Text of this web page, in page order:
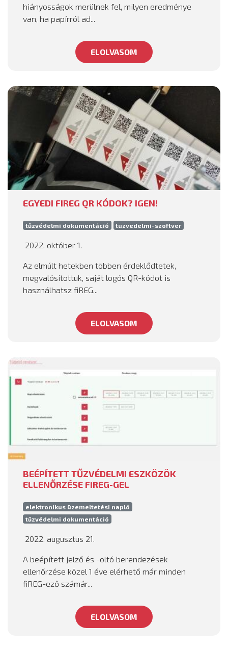
hiányosságok merülnek fel, milyen eredménye
van, ha papírról ad...
ELOLVASOM
EGYEDI FIREG QR KÓDOK? IGEN!
tűzvédelmi dokumentáció tuzvedelmi-szoftver
2022. október 1.
Az elmúlt hetekben többen érdeklődtetek,
megvalósítottuk, saját logós QR-kódot is
használhatsz fiREG...
ELOLVASOM
BEÉPÍTETT TŰZVÉDELMI ESZKÖZÖK
ELLENŐRZÉSE FIREG-GEL
elektronikus üzemeltetési napló
tűzvédelmi dokumentáció
2022. augusztus 21.
A beépített jelző és -oltó berendezések
ellenőrzése közel 1 éve elérhető már minden
fiREG-ező számár...
ELOLVASOM